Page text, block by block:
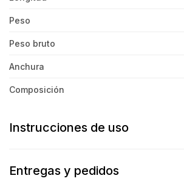
Peso
Peso bruto
Anchura
Composición
Instrucciones de uso
Entregas y pedidos